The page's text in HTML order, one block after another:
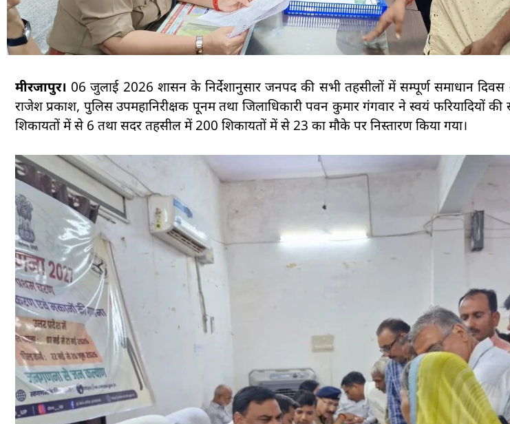
मीरजापुर। 06 जुलाई 2026 शासन के निर्देशानुसार जनपद की सभी तहसीलों में सम्पूर्ण समाधान
राजेश प्रकाश, पुलिस उपमहानिरीक्षक पूनम तथा जिलाधिकारी पवन कुमार गंगवार ने स्वयं फरियादियों
शिकायतों में से 6 तथा सदर तहसील में 200 शिकायतों में से 23 का मौके पर निस्तारण किया गया।